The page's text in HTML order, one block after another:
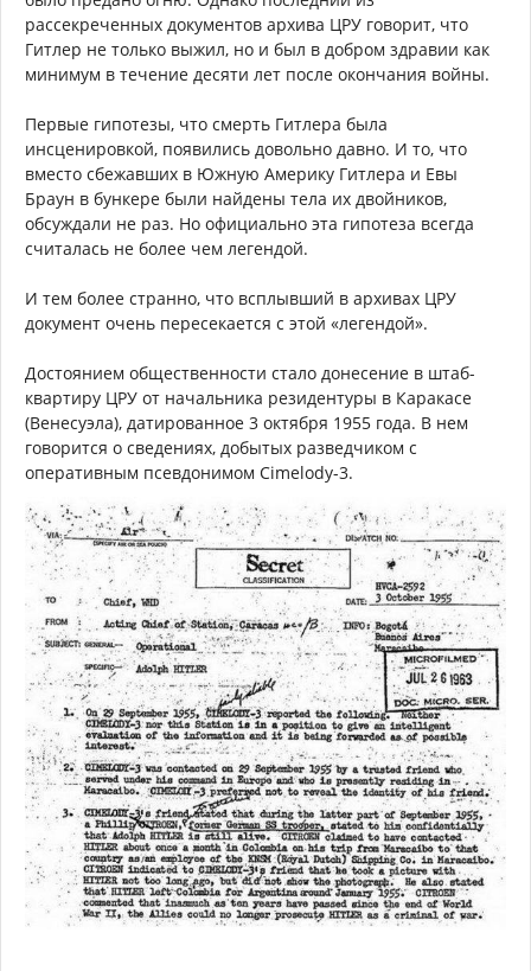
рассекреченных документов архива ЦРУ говорит, что
Гитлер не только выжил, но и был в добром здравии как
минимум в течение десяти лет после окончания войны.
Первые гипотезы, что смерть Гитлера была
инсценировкой, появились довольно давно. И то, что
вместо сбежавших в Южную Америку Гитлера и Евы
Браун в бункере были найдены тела их двойников,
обсуждали не раз. Но официально эта гипотеза всегда
считалась не более чем легендой.
И тем более странно, что всплывший в архивах ЦРУ
документ очень пересекается с этой «легендой».
Достоянием общественности стало донесение в штаб-
квартиру ЦРУ от начальника резидентуры в Каракасе
(Венесуэла), датированное 3 октября 1955 года. В нем
говорится о сведениях, добытых разведчиком с
оперативным псевдонимом Cimelody-3.